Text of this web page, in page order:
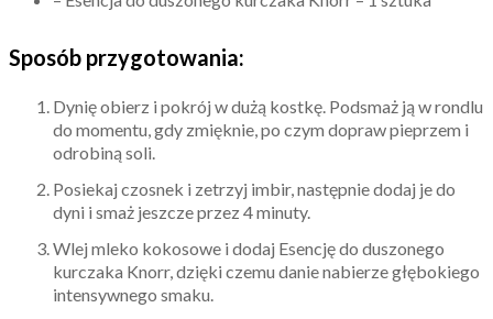
Sposób przygotowania:
Dynię obierz i pokrój w dużą kostkę. Podsmaż ją w rondlu
do momentu, gdy zmięknie, po czym dopraw pieprzem i
odrobiną soli.
Posiekaj czosnek i zetrzyj imbir, następnie dodaj je do
dyni i smaż jeszcze przez 4 minuty.
Wlej mleko kokosowe i dodaj Esencję do duszonego
kurczaka Knorr, dzięki czemu danie nabierze głębokiego
intensywnego smaku.